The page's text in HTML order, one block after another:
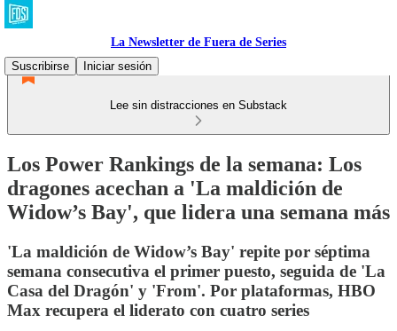
La Newsletter de Fuera de Series
Suscribirse
Iniciar sesión
Lee sin distracciones en Substack
Los Power Rankings de la semana: Los
dragones acechan a 'La maldición de
Widow’s Bay', que lidera una semana más
'La maldición de Widow’s Bay' repite por séptima
semana consecutiva el primer puesto, seguida de 'La
Casa del Dragón' y 'From'. Por plataformas, HBO
Max recupera el liderato con cuatro series